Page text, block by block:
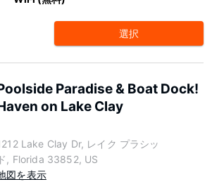
選択
Paradise & Boat Dock!
on Lake Clay
Lake Clay Dr, レイク プラシッ
ド, Florida 33852, US
図を表示